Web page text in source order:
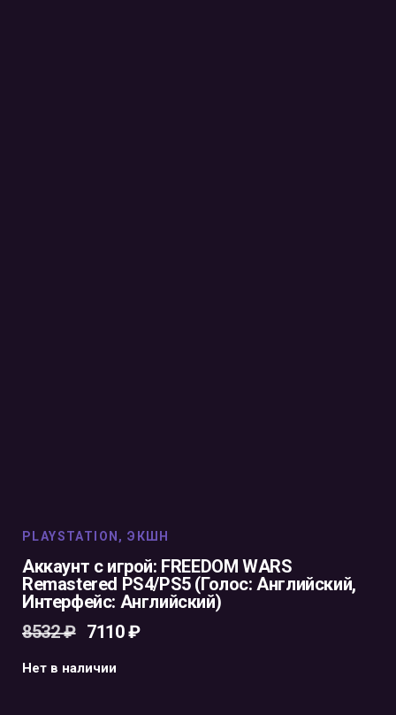
PLAYSTATION ,ЭКШН
Аккаунт с игрой: FREEDOM WARS
Remastered PS4/PS5 (Голос: Английский,
Интерфейс: Английский)
8532₽ 7110₽
Нет в наличии